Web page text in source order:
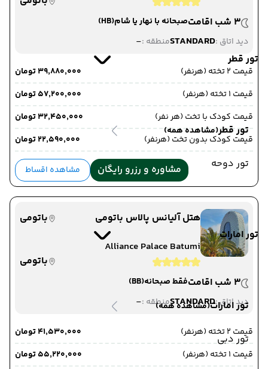
تور قطر
تور قطر(مشاهده همه)
تور دوحه
تور امارات
تور امارات(مشاهده همه)
تور دبی
3 شب اقامت
صبحانه با نهار یا شام(HB)
دید اتاق :STANDARDمنطقه :-
قیمت 2 تخته (هرنفر)
۳۹٬۸۸۰٬۰۰۰ تومان
قیمت 1 تخته (هرنفر)
۵۷٬۲۰۰٬۰۰۰ تومان
قیمت کودک با تخت (هر نفر)
۳۲٬۴۵۰٬۰۰۰ تومان
قیمت کودک بدون تخت (هرنفر)
۲۲٬۵۹۰٬۰۰۰ تومان
مشاوره و رزرو رایگان مشاهده اقساط
هتل آلیانس پالاس باتومی
باتومی
Alliance Palace Batumi
باتومی
3 شب اقامت
فقط صبحانه(BB)
دید اتاق :STANDARDمنطقه :-
قیمت 2 تخته (هرنفر)
۴۱٬۵۳۰٬۰۰۰ تومان
قیمت 1 تخته (هرنفر)
۵۵٬۲۲۰٬۰۰۰ تومان